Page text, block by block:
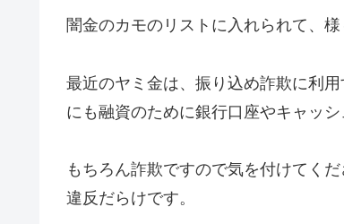
闇金のカモのリストに入れられて、
最近のヤミ金は、振り込め詐欺に利
にも融資のために銀行口座やキャッ
もちろん詐欺ですので気を付けてく
違反だらけです。